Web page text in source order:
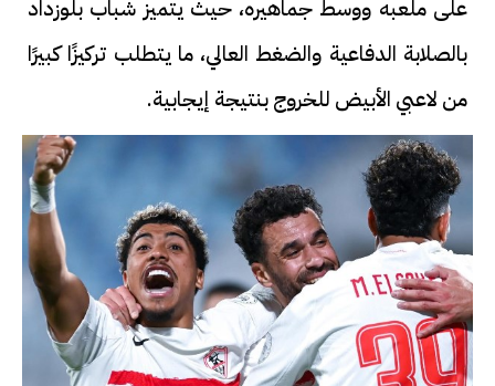
على ملعبه ووسط جماهيره، حيث يتميز شباب بلوزداد
بالصلابة الدفاعية والضغط العالي، ما يتطلب تركيزًا كبيرًا
من لاعبي الأبيض للخروج بنتيجة إيجابية.